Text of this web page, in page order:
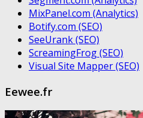
MixPanel.com (Analytics)
Botify.com (SEO)
SeeUrank (SEO)
ScreamingFrog (SEO)
Visual Site Mapper (SEO)
Eewee.fr